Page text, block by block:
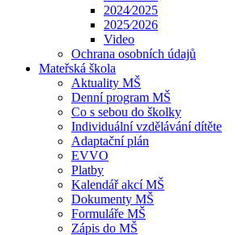
2024⁄2025
2025⁄2026
Video
Ochrana osobních údajů
Mateřská škola
Aktuality MŠ
Denní program MŠ
Co s sebou do školky
Individuální vzdělávání dítěte
Adaptační plán
EVVO
Platby
Kalendář akcí MŠ
Dokumenty MŠ
Formuláře MŠ
Zápis do MŠ